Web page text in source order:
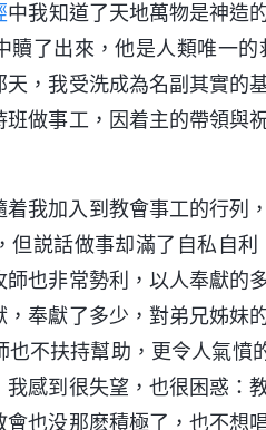
中我知道了天地萬物是神造
贖了出來，他是人類唯一
天，我受洗成為名副其實的
班做事工，因着主的帶領與
着我加入到教會事工的行列
但説話做事却滿了自私自
師也非常勢利，以人奉獻的
，奉獻了多少，對弟兄姊妹
也不扶持幫助，更令人氣
感到很失望，也很困惑：
會也没那麽積極了，也不想